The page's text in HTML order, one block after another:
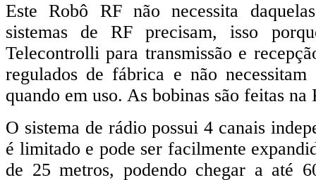
Este Robô RF não necessita
sistemas de RF precisam, isso
Telecontrolli para transmissão e
regulados de fábrica e não
quando em uso. As bobinas são feitas na
O sistema de rádio possui 4 canais
é limitado e pode ser facilmente
de 25 metros, podendo chegar a até